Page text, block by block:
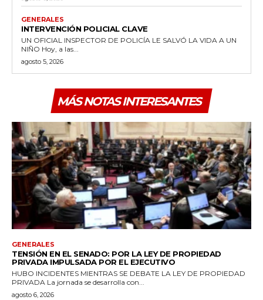
GENERALES
INTERVENCIÓN POLICIAL CLAVE
UN OFICIAL INSPECTOR DE POLICÍA LE SALVÓ LA VIDA A UN
NIÑO Hoy, a las...
agosto 5, 2026
MÁS NOTAS INTERESANTES
GENERALES
TENSIÓN EN EL SENADO: POR LA LEY DE PROPIEDAD
PRIVADA IMPULSADA POR EL EJECUTIVO
HUBO INCIDENTES MIENTRAS SE DEBATE LA LEY DE PROPIEDAD
PRIVADA La jornada se desarrolla con...
agosto 6, 2026